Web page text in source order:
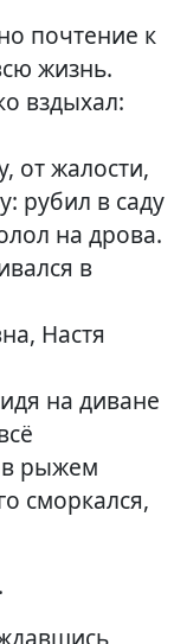
почтение к
жизнь.
вздыхал:
от жалости,
рубил в саду
на дрова.
в
Настя
на диване
в рыжем
сморкался,